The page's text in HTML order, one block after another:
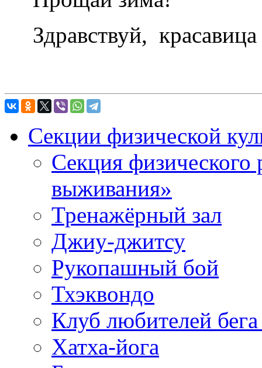
Здравствуй,
Секции физической
Секция физического
выживания»
Тренажёрный зал
Джиу-джитсу
Рукопашный бой
Тхэквондо
Клуб любителей
Хатха-йога